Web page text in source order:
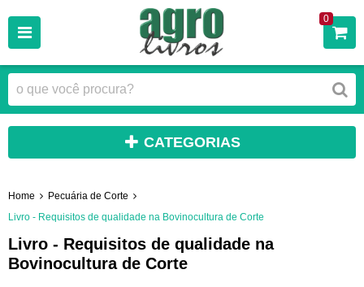
0
CATEGORIAS
Home
Pecuária de Corte
Livro - Requisitos de qualidade na Bovinocultura de Corte
Livro - Requisitos de qualidade na
Bovinocultura de Corte